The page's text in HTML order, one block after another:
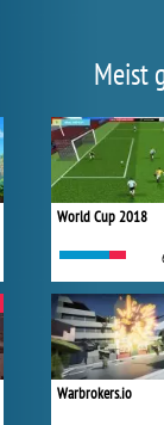
Meist
World Cup 2018
Warbrokers.io